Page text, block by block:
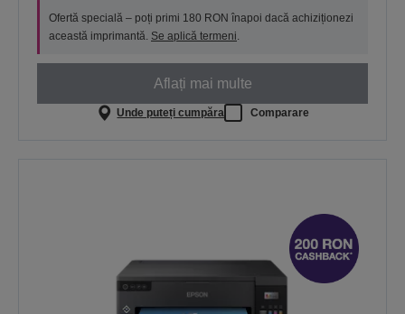
Ofertă specială – poți primi 180 RON înapoi dacă achiziționezi
această imprimantă. Se aplică termeni.
Aflați mai multe
Unde puteți cumpăra Comparare